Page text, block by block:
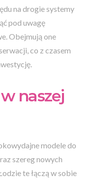
na drogie systemy
pod uwagę
Obejmują one
co z czasem
naszej
modele do
szereg nowych
te łączą w sobie